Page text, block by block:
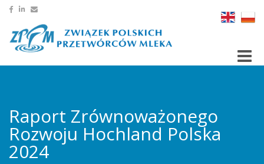
Raport Zrównoważonego
Rozwoju Hochland Polska
2024